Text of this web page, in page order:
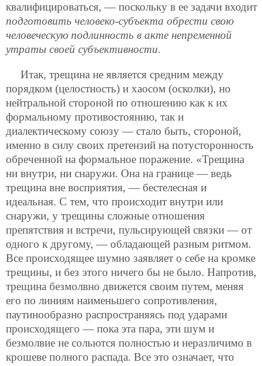
квалифицироваться, — поскольку в ее задачи входит
подготовить человеко-субъекта обрести свою
человеческую подлинность в акте непременной
утраты своей субъективности.
Итак, трещина не является средним между
порядком (целостность) и хаосом (осколки), но
нейтральной стороной по отношению как к их
формальному противостоянию, так и
диалектическому союзу — стало быть, стороной,
именно в силу своих претензий на потусторонность
обреченной на формальное поражение. «Трещина
ни внутри, ни снаружи. Она на границе — ведь
трещина вне восприятия, — бестелесная и
идеальная. С тем, что происходит внутри или
снаружи, у трещины сложные отношения
препятствия и встречи, пульсирующей связки — от
одного к другому, — обладающей разным ритмом.
Все происходящее шумно заявляет о себе на кромке
трещины, и без этого ничего бы не было. Напротив,
трещина безмолвно движется своим путем, меняя
его по линиям наименьшего сопротивления,
паутинообразно распространяясь под ударами
происходящего — пока эта пара, эти шум и
безмолвие не сольются полностью и неразличимо в
крошеве полного распада. Все это означает, что